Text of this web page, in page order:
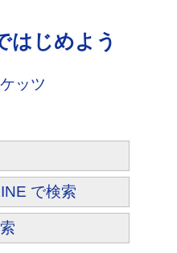
ッツ
で検索